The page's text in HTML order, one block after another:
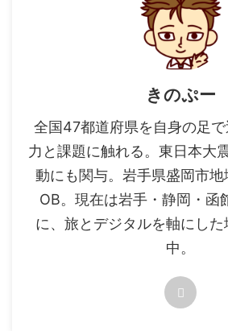
きのぷー
全国47都道府県を自身の足
力と課題に触れる。東日本大
動にも関与。岩手県盛岡市
OB。現在は岩手・静岡・函
に、旅とデジタルを軸にし
中。